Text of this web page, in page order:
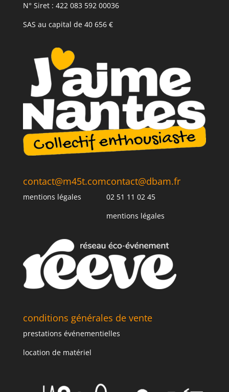
N° Siret : 422 083 592 00036
SAS au capital de 40 656 €
contact@m45t.com
mentions légales
contact@dbam.fr
02 51 11 02 45
mentions légales
conditions générales de vente
prestations événementielles
location de matériel